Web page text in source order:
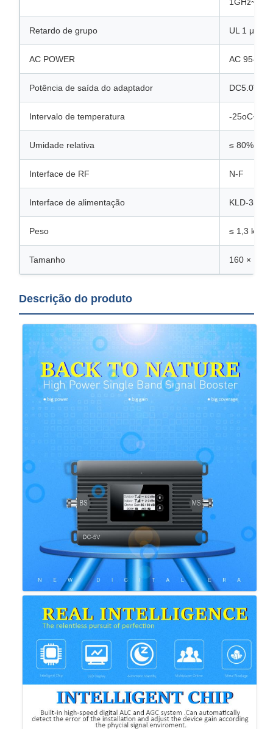
Retardo de grupo UL 1 μs
AC POWER AC 95-
Potência de saída do adaptador DC5.0V
Intervalo de temperatura -
Umidade relativa ≤ 80%
Interface de RF N-F
Interface de alimentação KLD-35-13
Peso ≤ 1,3 kg
Tamanho 160 × 100
Descrição do produto